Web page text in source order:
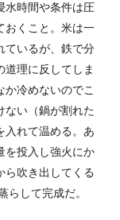
水時間や条件は圧
おくこと。米は一
ているが、鉄で分
道理に反してしま
冷めないのでこ
ない（鍋が割れた
入れて温める。あ
を投入し強火にか
ら吹き出してくる
らして完成だ。